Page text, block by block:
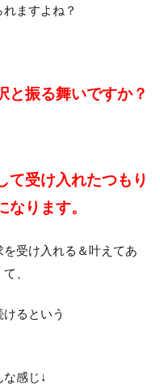
ますよね？
と振る舞いですか？
て受け入れたつもり
ります。
受け入れる＆叶えてあ
、
るという
感じ↓